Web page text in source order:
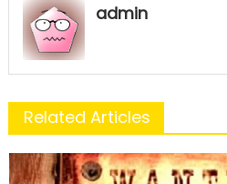
admin
Related Articles